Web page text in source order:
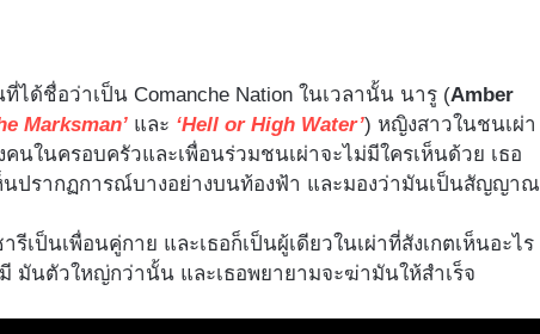
ด้ชื่อว่าเป็น Comanche Nation ในเวลานั้น นารู (Amber
Marksman’ และ ‘Hell or High Water’) หญิงสาวในชนเผ่า
นในครอบครัวและเพื่อนร่วมชนเผ่าจะไม่มีใครเห็นด้วย เธอ
นปรากฏการณ์บางอย่างบนท้องฟ้า และมองว่ามันเป็นสัญญาณ
เป็นเพื่อนคู่กาย และเธอก็เป็นผู้เดียวในเผ่าที่สังเกตเห็นอะไร
มันตัวใหญ่กว่านั้น และเธอพยายามจะฆ่ามันให้สำเร็จ